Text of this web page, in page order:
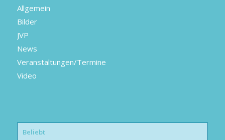
Allgemein
Bilder
JVP
News
Veranstaltungen/Termine
Video
Beliebt